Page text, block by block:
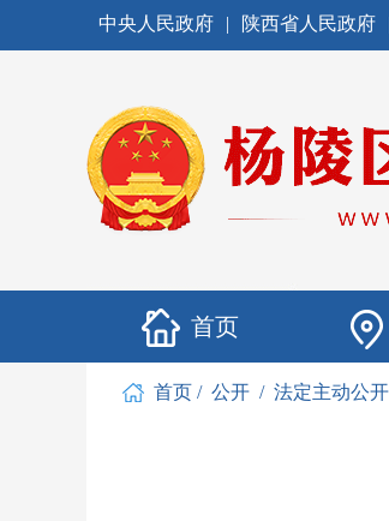
中央人民政府 | 陕西省人民政府
首页
首页 / 公开 / 法定主动公